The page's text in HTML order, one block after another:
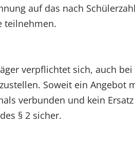
auf das nach
teilnehmen.
verpflichtet sich, auch
Soweit ein Angebot
verbunden und kein
§ 2 sicher.